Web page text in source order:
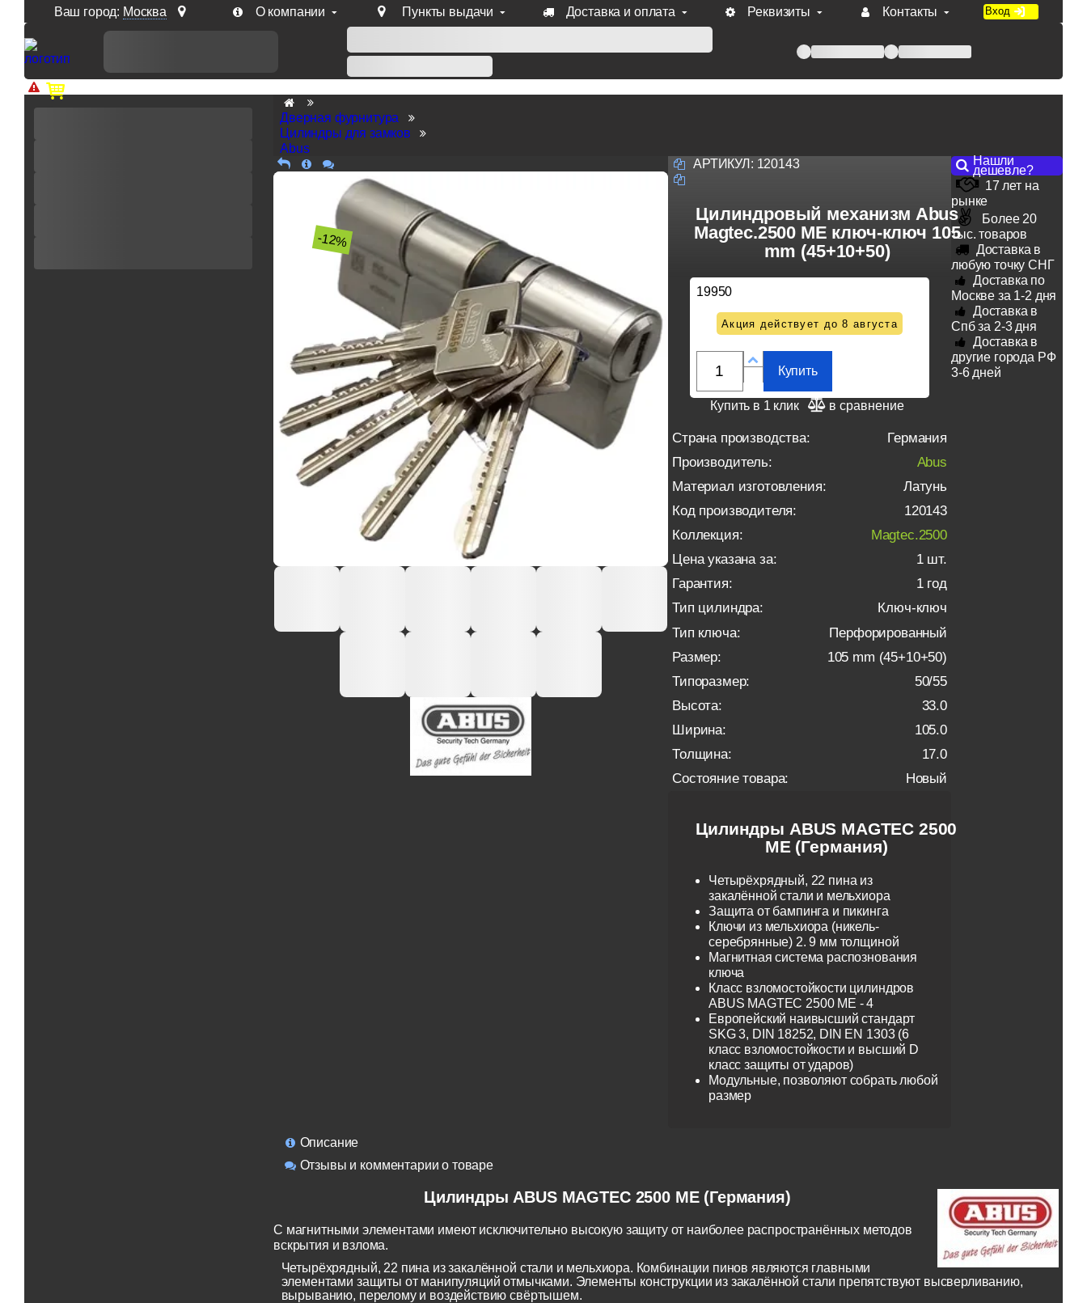
Ваш город: Москва О компании Пункты выдачи Доставка и оплата Реквизиты Контакты Вход
Доп. скидка от цен на сайте 7% при заказе от 50 тыс. руб продукции Venezia, Fratelli, Tupai, Extreza, Melodia, Forme при оплате по счету.
Дверная фурнитура
Цилиндры для замков
Abus
-12%
АРТИКУЛ: 120143
Цилиндровый механизм Abus
Magtec.2500 ME ключ-ключ 105
mm (45+10+50)
19950
Акция действует до 8 августа
Купить
Купить в 1 клик в сравнение
Страна производства:
Германия
Производитель:
Abus
Материал изготовления:
Латунь
Код производителя:
120143
Коллекция:
Magtec.2500
Цена указана за:
1 шт.
Гарантия:
1 год
Тип цилиндра:
Ключ-ключ
Тип ключа:
Перфорированный
Размер:
105 mm (45+10+50)
Типоразмер:
50/55
Высота:
33.0
Ширина:
105.0
Толщина:
17.0
Состояние товара:
Новый
Цилиндры ABUS MAGTEC 2500
ME (Германия)
Четырёхрядный, 22 пина из
закалённой стали и мельхиора
Защита от бампинга и пикинга
Ключи из мельхиора (никель-
серебрянные) 2. 9 мм толщиной
Магнитная система распознования
ключа
Класс взломостойкости цилиндров
ABUS MAGTEC 2500 ME - 4
Европейский наивысший стандарт
SKG 3, DIN 18252, DIN EN 1303 (6
класс взломостойкости и высший D
класс защиты от ударов)
Модульные, позволяют собрать любой
размер
Нашли
дешевле?
17 лет на
рынке
Более 20
тыс. товаров
Доставка в
любую точку СНГ
Доставка по
Москве за 1-2 дня
Доставка в
Спб за 2-3 дня
Доставка в
другие города РФ
3-6 дней
Описание
Отзывы и комментарии о товаре
Цилиндры ABUS MAGTEC 2500 ME (Германия)
C магнитными элементами имеют исключительно высокую защиту от наиболее распространённых методов
вскрытия и взлома.
Четырёхрядный, 22 пина из закалённой стали и мельхиора. Комбинации пинов являются главными
элементами защиты от манипуляций отмычками. Элементы конструкции из закалённой стали препятствуют высверливанию,
вырыванию, перелому и воздействию свёртышем.